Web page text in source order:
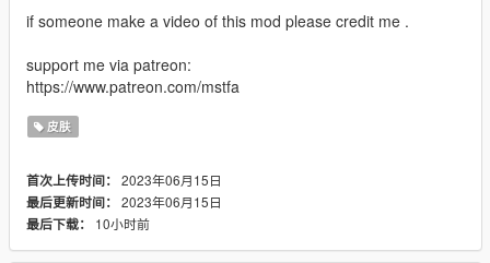
if someone make a video of this mod please credit me .
support me via patreon:
https://www.patreon.com/mstfa
皮肤
首次上传时间： 2023年06月15日
最后更新时间： 2023年06月15日
最后下载：
10小时前